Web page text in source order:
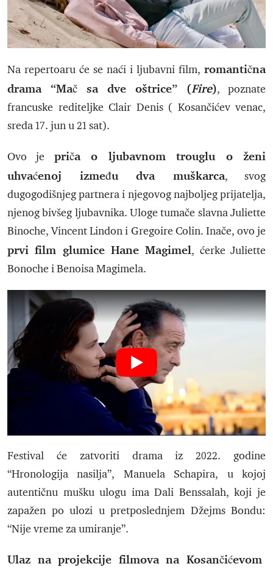
Na repertoaru će se naći i ljubavni film, romantična
drama “Mač sa dve oštrice” (Fire), poznate
francuske rediteljke Clair Denis ( Kosančićev venac,
sreda 17. jun u 21 sat).
Ovo je priča o ljubavnom trouglu o ženi
uhvaćenoj između dva muškarca, svog
dugogodišnjeg partnera i njegovog najboljeg prijatelja,
njenog bivšeg ljubavnika. Uloge tumače slavna Juliette
Binoche, Vincent Lindon i Gregoire Colin. Inače, ovo je
prvi film glumice Hane Magimel, ćerke Juliette
Bonoche i Benoisa Magimela.
Festival će zatvoriti drama iz 2022. godine
“Hronologija nasilja”, Manuela Schapira, u kojoj
autentičnu mušku ulogu ima Dali Benssalah, koji je
zapažen po ulozi u pretposlednjem Džejms Bondu:
“Nije vreme za umiranje”.
Ulaz na projekcije filmova na Kosančićevom